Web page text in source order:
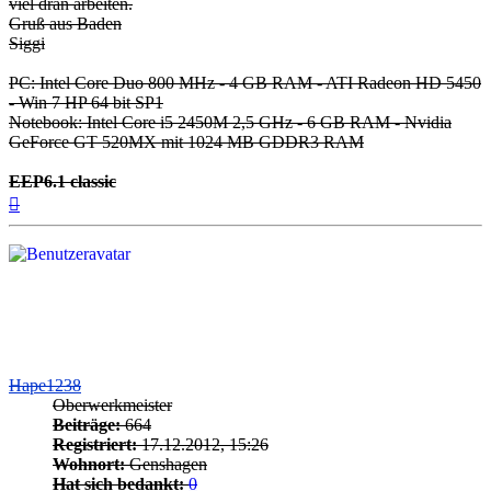
viel dran arbeiten.
Gruß aus Baden
Siggi
PC: Intel Core Duo 800 MHz - 4 GB RAM - ATI Radeon HD 5450
- Win 7 HP 64 bit SP1
Notebook: Intel Core i5 2450M 2,5 GHz - 6 GB RAM - Nvidia
GeForce GT 520MX mit 1024 MB GDDR3 RAM
EEP6.1 classic
Hape1238
Oberwerkmeister
Beiträge:664
Registriert:17.12.2012, 15:26
Wohnort:Genshagen
Hat sich bedankt: 0